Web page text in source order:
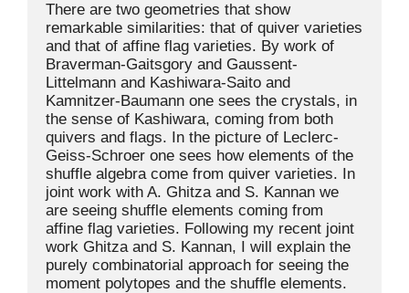
There are two geometries that show
remarkable similarities: that of quiver varieties
and that of affine flag varieties. By work of
Braverman-Gaitsgory and Gaussent-
Littelmann and Kashiwara-Saito and
Kamnitzer-Baumann one sees the crystals, in
the sense of Kashiwara, coming from both
quivers and flags. In the picture of Leclerc-
Geiss-Schroer one sees how elements of the
shuffle algebra come from quiver varieties. In
joint work with A. Ghitza and S. Kannan we
are seeing shuffle elements coming from
affine flag varieties. Following my recent joint
work Ghitza and S. Kannan, I will explain the
purely combinatorial approach for seeing the
moment polytopes and the shuffle elements.